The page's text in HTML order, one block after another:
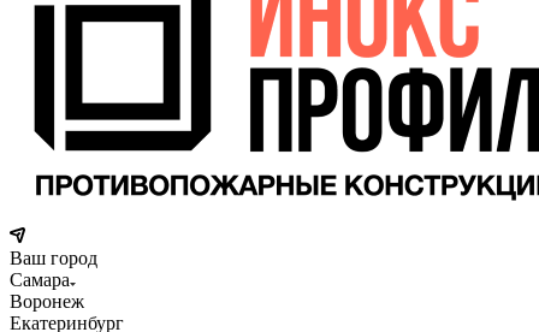
Ваш город
Самара
Воронеж
Екатеринбург